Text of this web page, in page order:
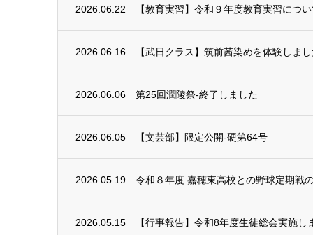
2026.06.22 【教育実習】令和９年度教育実習につ
2026.06.16 【武日クラス】筑前茜染めを体験しま
2026.06.06 第25回潤陵祭-終了しました
2026.06.05 【文芸部】限定公開-硬第64号
2026.05.19 令和８年度 嘉穂東高校との野球定期戦
2026.05.15 【行事報告】令和8年度生徒総会実施し